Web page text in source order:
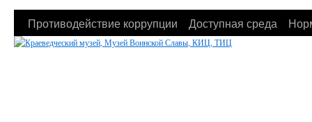
Противодействие коррупции Доступная среда